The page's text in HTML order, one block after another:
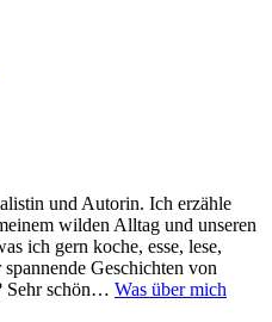
und Autorin. Ich erzähle
wilden Alltag und unseren
ich gern koche, esse, lese,
Geschichten von
Sehr schön… Was über mich